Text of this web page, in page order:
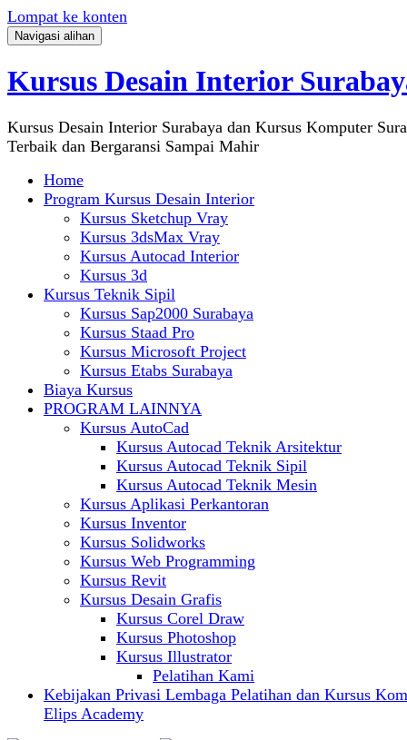
Lompat ke konten
Navigasi alihan
Kursus Desain Interior
Kursus Desain Interior Surabaya dan Kursus Komputer
Terbaik dan Bergaransi Sampai Mahir
Home
Program Kursus Desain Interior
Kursus Sketchup Vray
Kursus 3dsMax Vray
Kursus Autocad Interior
Kursus 3d
Kursus Teknik Sipil
Kursus Sap2000 Surabaya
Kursus Staad Pro
Kursus Microsoft Project
Kursus Etabs Surabaya
Biaya Kursus
PROGRAM LAINNYA
Kursus AutoCad
Kursus Autocad Teknik Arsitektur
Kursus Autocad Teknik Sipil
Kursus Autocad Teknik Mesin
Kursus Aplikasi Perkantoran
Kursus Inventor
Kursus Solidworks
Kursus Web Programming
Kursus Revit
Kursus Desain Grafis
Kursus Corel Draw
Kursus Photoshop
Kursus Illustrator
Pelatihan Kami
Kebijakan Privasi Lembaga Pelatihan dan Kursus
Elips Academy